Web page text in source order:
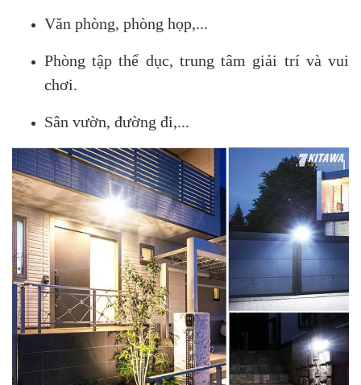
Văn phòng, phòng họp,...
Phòng tập thể dục, trung tâm giải trí và vui
chơi.
Sân vườn, đường đi,...